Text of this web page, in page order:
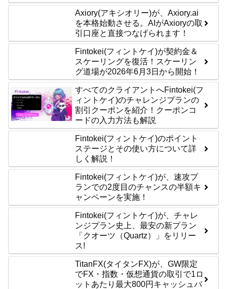
Axiory(アキシオリー)が、Axiory.ai
を本格始動させる。AIがAxioryの取
引口座と直接つなげられます！
Fintokei(フィントケイ)が契約金＆
スケーリングを復活！スケーリン
グ道場が2026年6月3日から開始！
すべてのクライアントへFintokei(フ
ィントケイ)のチャレンジプランの
割引クーポンを紹介！クーポンコ
ードの入力方法も解説
Fintokei(フィントケイ)のポイント
ステージとその使い方について詳
しく解説！
Fintokei(フィントケイ)が、速攻プ
ランでの2度目のチャンスの半額キ
ャンペーンを実施！
Fintokei(フィントケイ)が、チャレ
ンジプラン史上、最安の新プラン
「クオーツ（Quartz）」をリリー
ス!
TitanFX(タイタンFX)が、GW限定
でFX・指数・仮想通貨の取引で1ロ
ットあたり最大800円キャッシュバ